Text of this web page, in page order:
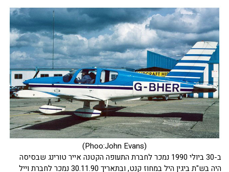
(Phoo:John Evans)
ב-30 ביולי 1990 נמכר לחברת התעופה הקטנה אייר טורינג שבסיסה
היה בש"ת ביגין היל במחוז קנט, ובתאריך 30.11.90 נמכר לחברת וייל